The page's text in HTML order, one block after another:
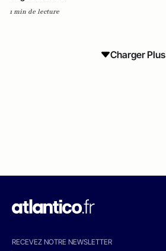
1 min de lecture
Charger Plus
RECEVEZ NOTRE NEWSLETTER